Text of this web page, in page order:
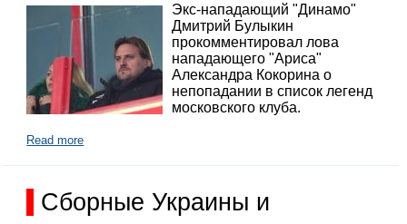
Экс-нападающий "Динамо"
Дмитрий Булыкин
прокомментировал лова
нападающего "Ариса"
Александра Кокорина о
непопадании в список легенд
московского клуба.
Read more
Сборные Украины и